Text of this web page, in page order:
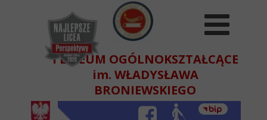
I LICEUM OGÓLNOKSZTAŁCĄCE
im. WŁADYSŁAWA
BRONIEWSKIEGO
W BEŁCHATOWIE